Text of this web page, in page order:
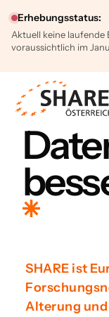
Erhebungsstatus:
Aktuell keine laufende
voraussichtlich im
SHARE ist
Alterung